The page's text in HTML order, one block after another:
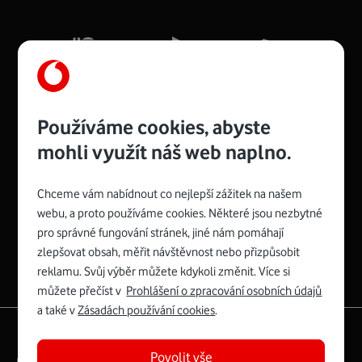
Více o COMPAL CH7465VF
Zyxel VMG8623-T50B:
Rozměry modemu jsou 16 x 22 x 7,5 cm (včetně stojánku)
a nabízí 4 gigabitové LAN porty a bezdrátové připojení Wi-
Fi ve verzích 802.11 b/g/n/ac pro frekvenci 2,4 GHz a
Mb/s.
Spojte se s Vodafonem
Používáme cookies, abyste
mohli využít náš web naplno.
Chceme vám nabídnout co nejlepší zážitek na našem
webu, a proto používáme cookies. Některé jsou nezbytné
pro správné fungování stránek, jiné nám pomáhají
zlepšovat obsah, měřit návštěvnost nebo přizpůsobit
reklamu. Svůj výběr můžete kdykoli změnit. Více si
můžete přečíst v Prohlášení o zpracování osobních údajů
a také vZásadách používání cookies.
Povolit vše